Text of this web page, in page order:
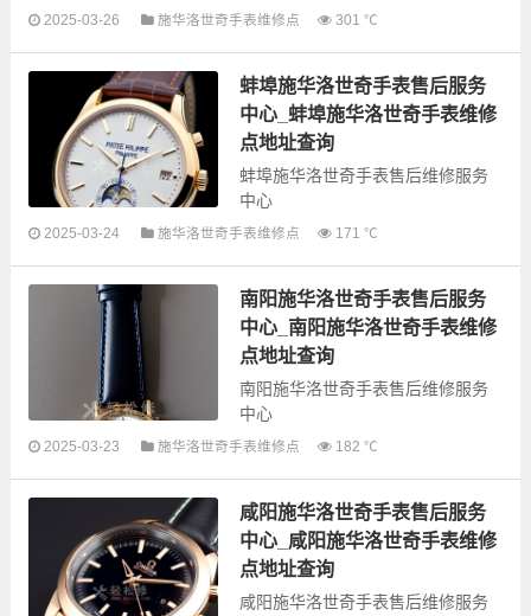
洛世奇手表售后服务网点和优质维
修点信息，可以为您提供施华洛世
奇全型号手表的故障检测维修，手
2025-03-26 施华洛世奇手表维修点 301 ℃
蚌埠施华洛世奇手表售后服务
中心_蚌埠施华洛世奇手表维修
点地址查询
蚌埠施华洛世奇手表售后维修服务
中心
修点信息，可以为您提供施华洛世
奇全型号手表的故障检测维修，手
表保养等...
2025-03-24 施华洛世奇手表维修点 171 ℃
南阳施华洛世奇手表售后服务
中心_南阳施华洛世奇手表维修
点地址查询
南阳施华洛世奇手表售后维修服务
中心
洛世奇手表售后服务网点和优质维
修点信息，可以为您提供施华洛世
奇全型号手表的故障检测维修，手
2025-03-23 施华洛世奇手表维修点 182 ℃
咸阳施华洛世奇手表售后服务
中心_咸阳施华洛世奇手表维修
点地址查询
咸阳施华洛世奇手表售后维修服务